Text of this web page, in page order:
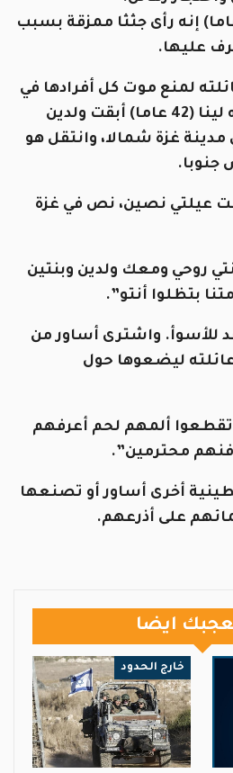
علي الضبة (40 عاما) إنه رأى جثثا ممزقة بسبب
عليها.
لمنع موت كل أفرادها في
ضربة واحدة، وأن زوجته لينا (42 عاما) أبقت ولدين
مدينة غزة شمالا، وانتقل هو
عيلتي نصين، نص في غزة
روحي ومعك ولدين وبنتين
بتظلوا أنتو”.
للأسوأ. واشترى أساور من
عائلته ليضعوها حول
تقطعوا ألمهم لحم أعرفهم
محترمين”.
أخرى أساور أو تصنعها
على أذرعهم.
ايضا
خارج الحدود